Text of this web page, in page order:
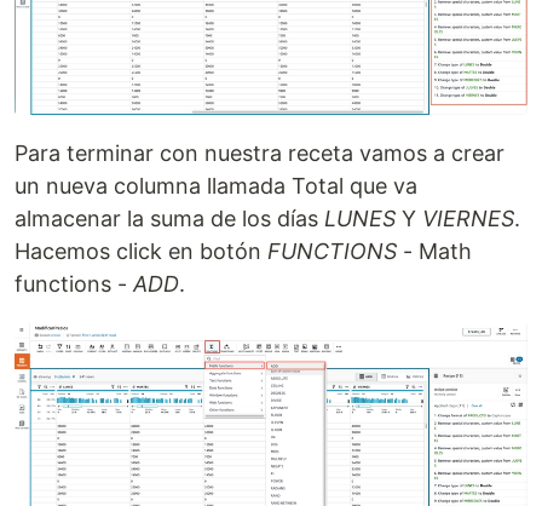
Para terminar con nuestra receta vamos a crear
un nueva columna llamada Total que va
almacenar la suma de los días LUNES Y VIERNES.
Hacemos click en botón FUNCTIONS - Math
functions - ADD.